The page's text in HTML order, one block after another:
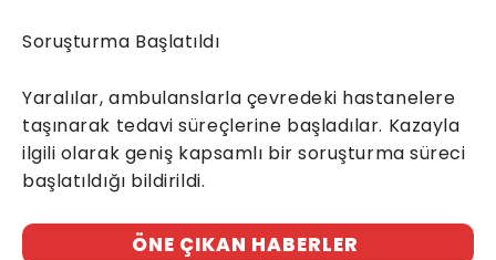
Soruşturma Başlatıldı
Yaralılar, ambulanslarla çevredeki hastanelere
taşınarak tedavi süreçlerine başladılar. Kazayla
ilgili olarak geniş kapsamlı bir soruşturma süreci
başlatıldığı bildirildi.
ÖNE ÇIKAN HABERLER